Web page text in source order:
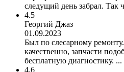
следущий день забрал. Так
4.5
Георгий Джаз
01.09.2023
Был по слесарному
качественно, запчасти
бесплатную диагностику. ...
4.6